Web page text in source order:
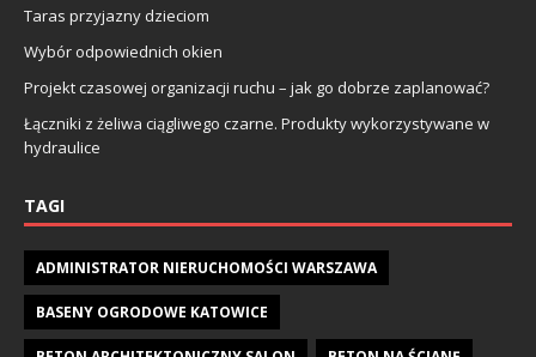
Taras przyjazny dzieciom
Wybór odpowiednich okien
Projekt czasowej organizacji ruchu – jak go dobrze zaplanować?
Łączniki z żeliwa ciągliwego czarne. Produkty wykorzystywane w
hydraulice
TAGI
ADMINISTRATOR NIERUCHOMOŚCI WARSZAWA
BASENY OGRODOWE KATOWICE